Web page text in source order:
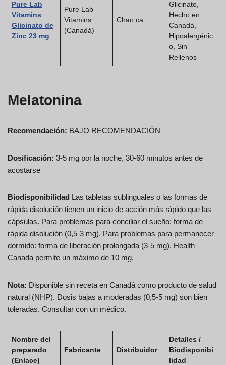
Pure Lab
Vitamins
Glicinato de
Zinc 23 mg
Pure Lab
Vitamins
(Canadá)
Chao.ca
Glicinato,
Hecho en
Canadá,
Hipoalergénic
o, Sin
Rellenos
Melatonina
Recomendación: BAJO RECOMENDACIÓN
Dosificación: 3-5 mg por la noche, 30-60 minutos antes de
acostarse
Biodisponibilidad Las tabletas sublinguales o las formas de
rápida disolución tienen un inicio de acción más rápido que las
cápsulas. Para problemas para conciliar el sueño: forma de
rápida disolución (0,5-3 mg). Para problemas para permanecer
dormido: forma de liberación prolongada (3-5 mg). Health
Canada permite un máximo de 10 mg.
Nota: Disponible sin receta en Canadá como producto de salud
natural (NHP). Dosis bajas a moderadas (0,5-5 mg) son bien
toleradas. Consultar con un médico.
Nombre del
preparado
(Enlace)
Fabricante Distribuidor
Detalles /
Biodisponibi
lidad